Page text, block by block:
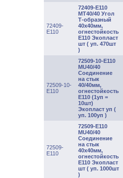
72409-
E110
72409-E110
MT40/40 Угол
Т-образный
40х40мм,
огнестойкость
Е110 Экопласт
шт ( уп. 470шт
)
72509-10-
E110
72509-10-E110
MU40/40
Соединение
на стык
40/40мм,
огнестойкость
Е110 (1уп =
10шт)
Экопласт уп (
уп. 100уп )
72509-
E110
72509-E110
MU40/40
Соединение
на стык
40х40мм,
огнестойкость
Е110 Экопласт
шт ( уп. 1000шт
)